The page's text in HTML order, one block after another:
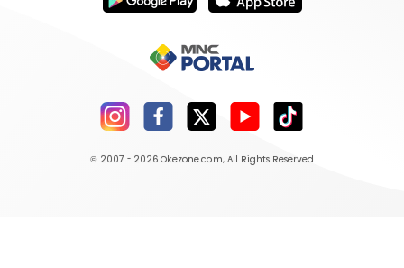
© 2007 - 2026 Okezone.com, All Rights Reserved